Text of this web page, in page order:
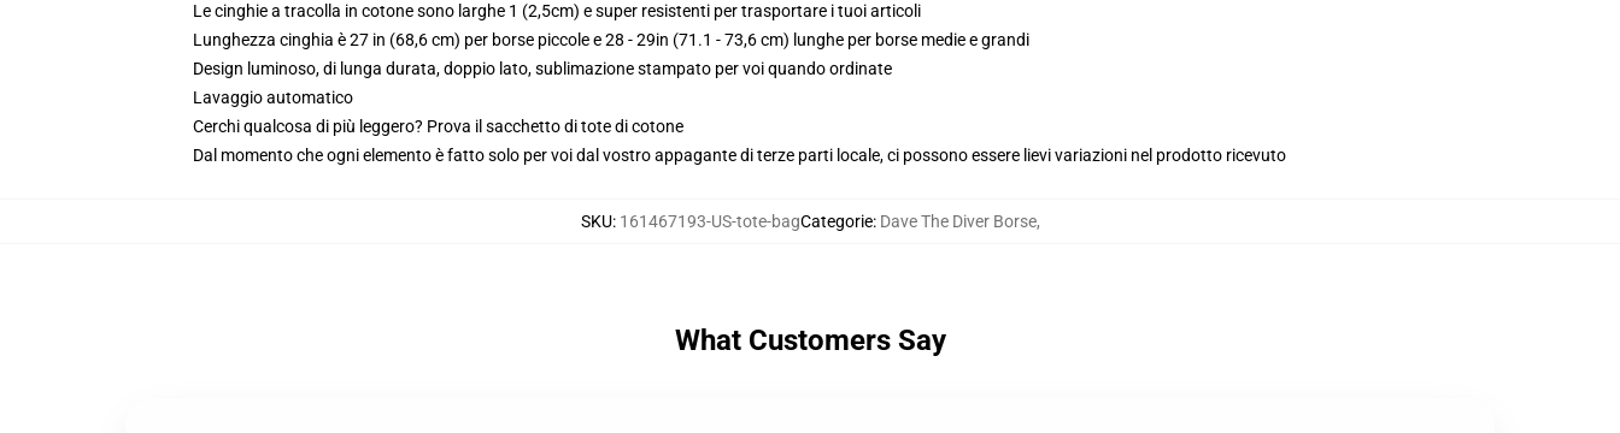
Le cinghie a tracolla in cotone sono larghe 1 (2,5cm) e super resistenti per trasportare i tuoi articoli
Lunghezza cinghia è 27 in (68,6 cm) per borse piccole e 28 - 29in (71.1 - 73,6 cm) lunghe per borse medie e grandi
Design luminoso, di lunga durata, doppio lato, sublimazione stampato per voi quando ordinate
Lavaggio automatico
Cerchi qualcosa di più leggero? Prova il sacchetto di tote di cotone
Dal momento che ogni elemento è fatto solo per voi dal vostro appagante di terze parti locale, ci possono essere lievi variazioni nel prodotto ricevuto
SKU: 161467193-US-tote-bagCategorie: Dave The Diver Borse,
What Customers Say